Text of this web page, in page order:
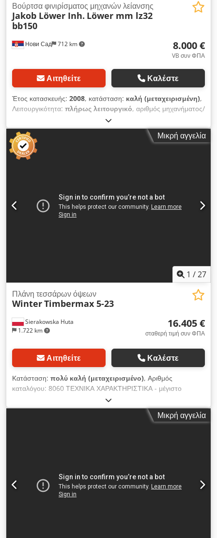
Нови Сад 712 km
Βούρτσα φινιρίσματος μηχανών λείανσης
Jakob Löwer Inh. Löwer mm lz32
bb150
8.000 €
VB συν ΦΠΑ
Αιτηθείτε Καλέστε
Έτος κατασκευής: 2008, κατάσταση: καλή (μεταχειρισμένη),
Λειτουργικότητα: πλήρως λειτουργικό, αριθμός μηχανήματος/
, ΠΕΡΙΓΡΑΦΉ Μηχανή λείανσης διπλής όψης
/ μηχανή λείανσης πάνω / κάτω Κατασκευαστής Löwer Τύπος
DSM 3000 με επιστροφή τεμαχίου εργασίας Bthgq0Ygu0
Πλάτος εργασίας: 290 mm Πάχος λείανσης: 2-200 mm
Μικρότερο μήκος τεμαχίου εργασίας: περίπου. 320 χλστ.
κάτω, 0,37 kW Διαστάσεις ιμάντα λείανσης: 300 x 1800 mm
Ηλεκτρική ρύθμιση ύψους, 0,37 kW Ρυθμιζόμενη τροφοδοσία,
6/11/16 m/min. Πεπιεσμένος αέρας: 6-8 bar Διαστάσεις
Μικρή αγγελία
1 /27
Sierakowska Huta
1.722 km
Πλάνη τεσσάρων όψεων
WinterTimbermax 5-23
16.405 €
σταθερή τιμή συν ΦΠΑ
Αιτηθείτε Καλέστε
Κατάσταση: πολύ καλή (μεταχειρισμένο), Αριθμός
καταλόγου: 8060 ΤΕΧΝΙΚΑ ΧΑΡΑΚΤΗΡΙΣΤΙΚΑ - μέγιστο
πλάτος του επεξεργαζόμενου εξαρτήματος 230 mm - μέγιστο
ύψος του επεξεργαζόμενου εξαρτήματος 180 mm - αριθμός
αξόνων 5 1) οριζόντιος, κάτω 230 mm, 7,5 kW 2) κάθετος,
πάνω: Dedpszrf Uzefx Ai Uokr - 6 οδοντωτοί κύλινδροι
εισαγωγής, εκ των οποίων οι 2 διπλοί - 2 λαστιχένιοι κύλινδροι
εξαγωγής – από κάτω: - οδοντωτός, περιστρεφόμενος
Μικρή αγγελία